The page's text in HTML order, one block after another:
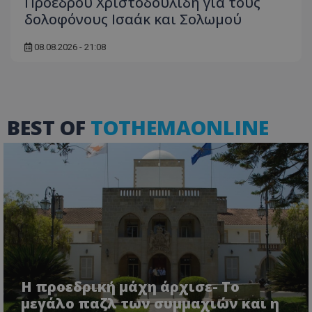
δολοφόνους Ισαάκ και Σολωμού
08.08.2026 - 21:08
BEST OF TOTHEMAONLINE
Η προεδρική μάχη άρχισε- Το
μεγάλο παζλ των συμμαχιών και η
VISITOR_PRIVACY_METADATA
YouTube
.youtube.com